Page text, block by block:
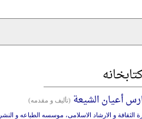
أعیان الشیعة (تألیف و مقدمه)
الثقافة و الارشاد الاسلامی، موسسه‌ ‌الطبا‌عه‌ و ‌النشر